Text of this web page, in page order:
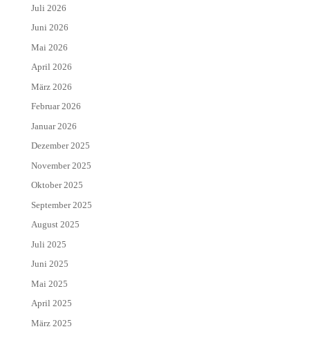
Juli 2026
Juni 2026
Mai 2026
April 2026
März 2026
Februar 2026
Januar 2026
Dezember 2025
November 2025
Oktober 2025
September 2025
August 2025
Juli 2025
Juni 2025
Mai 2025
April 2025
März 2025